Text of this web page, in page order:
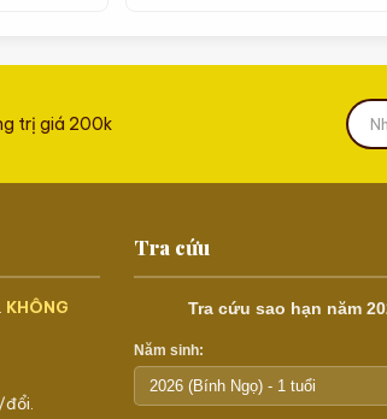
trị giá 200k
KHÔNG
Tra cứu
Tra cứu sao hạn năm
Năm sinh: